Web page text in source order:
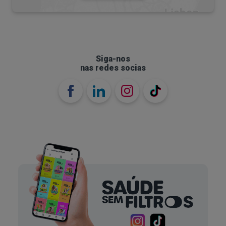
Quais os sintomas?
É normal ter medo. No entanto, quando falamos
desproporcionais aos danos que os germes
podem realmente causar.
Os sintomas da germafobia podem variar de
intensidade e de pessoa para pessoa. São iguais
aos sintomas de outras fobias, mas, neste caso
Siga-nos
nas redes socias